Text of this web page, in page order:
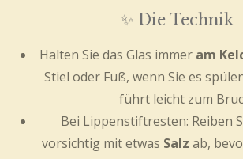
✨ Die Technik
Halten Sie das Glas immer am
Stiel oder Fuß, wenn Sie es
führt leicht zum
Bei Lippenstiftresten: Reiben
vorsichtig mit etwas Salz ab,